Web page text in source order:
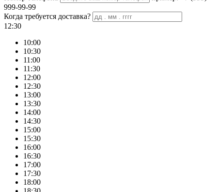
999-99-99
Когда требуется доставка?
12:30
10:00
10:30
11:00
11:30
12:00
12:30
13:00
13:30
14:00
14:30
15:00
15:30
16:00
16:30
17:00
17:30
18:00